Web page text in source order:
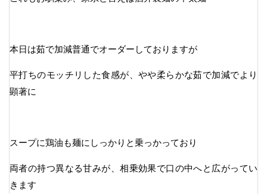
本日は茹で加減普通でオーダーしておりますが
平打ちのモッチリした食感が、やや柔らかな茹で加減でより
顕著に
スープに鶏油も麺にしっかりと乗っかっており
両者の持つ異なる甘みが、相乗効果で口の中へと広がってい
きます